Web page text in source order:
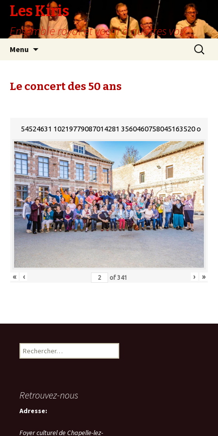
Les Kiris
Ensemble royal et vocal à quatres voix
Menu
Le concert des 50 ans
54524631 10219779087014281 3560460758045163520 o
« ‹ of 341 › »
Rechercher :
Retrouvez-nous
Adresse:
Foyer culturel de Chapelle-lez-